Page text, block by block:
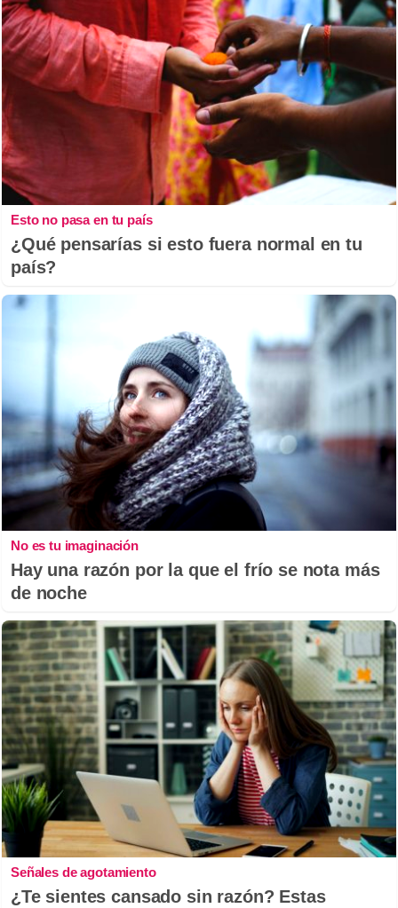
Esto no pasa en tu país
¿Qué pensarías si esto fuera normal en tu
país?
No es tu imaginación
Hay una razón por la que el frío se nota más
de noche
Señales de agotamiento
¿Te sientes cansado sin razón? Estas